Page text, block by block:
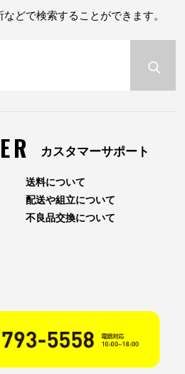
どで検索することができます。
カスタマーサポート
送料について
配送や組立について
不良品交換について